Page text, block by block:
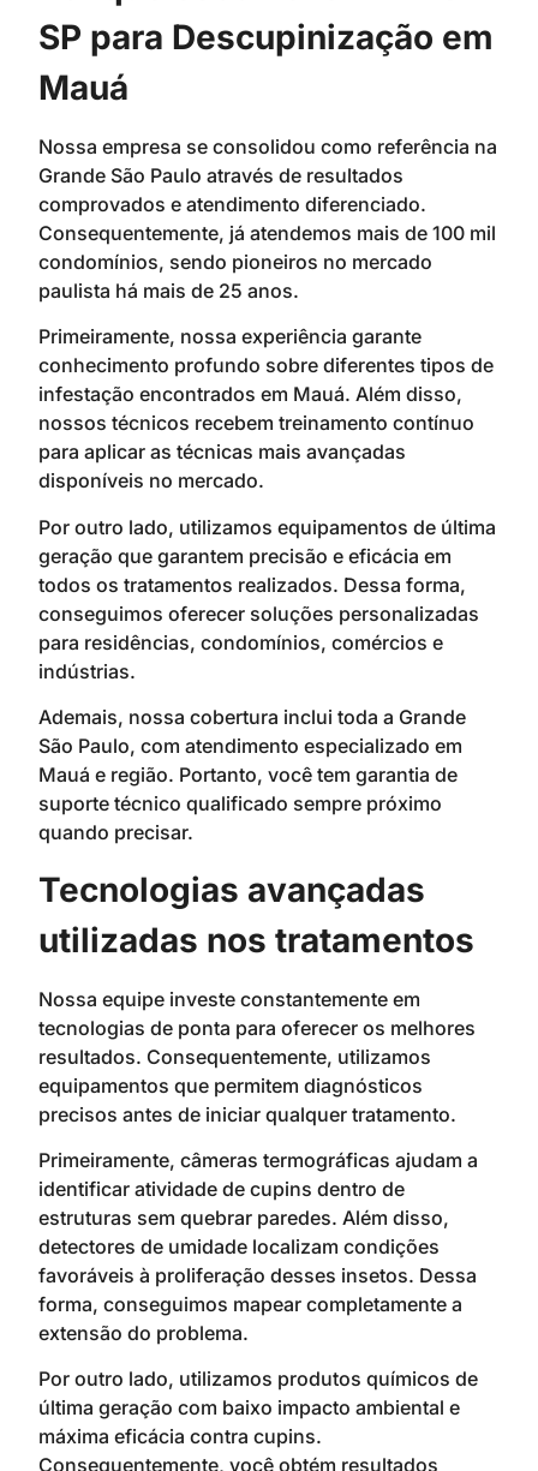
SP para Descupinização em
Mauá
Nossa empresa se consolidou como referência na
Grande São Paulo através de resultados
comprovados e atendimento diferenciado.
Consequentemente, já atendemos mais de 100 mil
condomínios, sendo pioneiros no mercado
paulista há mais de 25 anos.
Primeiramente, nossa experiência garante
conhecimento profundo sobre diferentes tipos de
infestação encontrados em Mauá. Além disso,
nossos técnicos recebem treinamento contínuo
para aplicar as técnicas mais avançadas
disponíveis no mercado.
Por outro lado, utilizamos equipamentos de última
geração que garantem precisão e eficácia em
todos os tratamentos realizados. Dessa forma,
conseguimos oferecer soluções personalizadas
para residências, condomínios, comércios e
indústrias.
Ademais, nossa cobertura inclui toda a Grande
São Paulo, com atendimento especializado em
Mauá e região. Portanto, você tem garantia de
suporte técnico qualificado sempre próximo
quando precisar.
Tecnologias avançadas
utilizadas nos tratamentos
Nossa equipe investe constantemente em
tecnologias de ponta para oferecer os melhores
resultados. Consequentemente, utilizamos
equipamentos que permitem diagnósticos
precisos antes de iniciar qualquer tratamento.
Primeiramente, câmeras termográficas ajudam a
identificar atividade de cupins dentro de
estruturas sem quebrar paredes. Além disso,
detectores de umidade localizam condições
favoráveis à proliferação desses insetos. Dessa
forma, conseguimos mapear completamente a
extensão do problema.
Por outro lado, utilizamos produtos químicos de
última geração com baixo impacto ambiental e
máxima eficácia contra cupins.
Consequentemente, você obtém resultados